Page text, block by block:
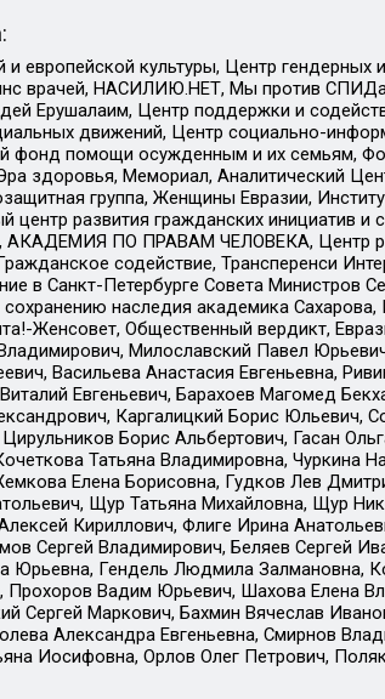
европейской культуры, Центр
врачей, НАСИЛИЮ.НЕТ, Мы против
Ерушалаим, Центр поддержки и
движений, Центр социально-
фонд помощи осужденным и их семьям,
здоровья, Мемориал, Аналитический
группа, Женщины Евразии,
развития гражданских инициатив и
АКАДЕМИЯ ПО ПРАВАМ ЧЕЛОВЕКА, Центр
содействие, Трансперенси
в Санкт-Петербурге Совета Министров
наследия академика
Женсовет, Общественный вердикт,
Милославский Павел
Васильева Анастасия Евгеньевна,
Евгеньевич, Барахоев Магомед
Каргалицкий Борис Юльевич,
Борис Альбертович, Гасан
Татьяна Владимировна, Чуркина
Елена Борисовна, Гудков Лев
Щур Татьяна Михайловна, Щур
Кириллович, Флиге Ирина
Сергей Владимирович, Беляев Сергей
Юрьевна, Гендель Людмила Залмановна,
Вадим Юрьевич, Шахова Елена
Сергей Маркович, Бахмин Вячеслав
Александра Евгеньевна, Смирнов
Иосифовна, Орлов Олег Петрович,